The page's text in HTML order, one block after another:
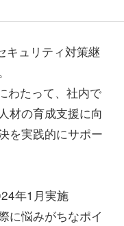
ュリティ対策継
わたって、社内で
材の育成支援に向
を実践的にサポー
年1月実施
に悩みがちなポイ